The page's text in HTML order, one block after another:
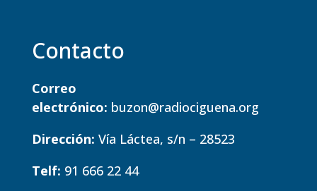
Contacto
Correo
electrónico: buzon@radiociguena.org
Dirección: Vía Láctea, s/n – 28523
Telf: 91 666 22 44